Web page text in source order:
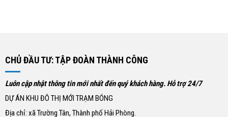
CHỦ ĐẦU TƯ: TẬP ĐOÀN THÀNH CÔNG
Luôn cập nhật thông tin mới nhất đến quý khách hàng. Hỗ trợ 24/7
DỰ ÁN KHU ĐÔ THỊ MỚI TRẠM BÓNG
Địa chỉ: xã Trường Tân, Thành phố Hải Phòng.